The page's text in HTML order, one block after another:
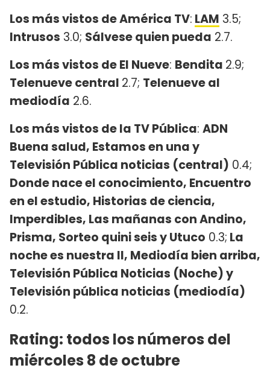
Los más vistos de América TV: LAM 3.5;
Intrusos 3.0; Sálvese quien pueda 2.7.
Los más vistos de El Nueve: Bendita 2.9;
Telenueve central 2.7; Telenueve al
mediodía 2.6.
Los más vistos de la TV Pública: ADN
Buena salud, Estamos en una y
Televisión Pública noticias (central) 0.4;
Donde nace el conocimiento, Encuentro
en el estudio, Historias de ciencia,
Imperdibles, Las mañanas con Andino,
Prisma, Sorteo quini seis y Utuco 0.3; La
noche es nuestra II, Mediodía bien arriba,
Televisión Pública Noticias (Noche) y
Televisión pública noticias (mediodía)
0.2.
Rating: todos los números del
miércoles 8 de octubre